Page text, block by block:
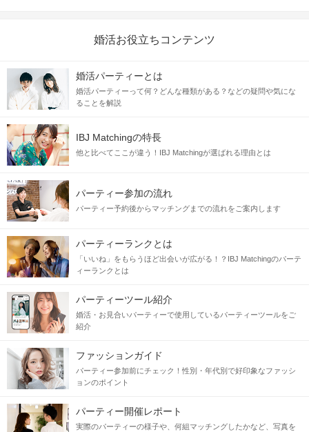
婚活お役立ちコンテンツ
婚活パーティーとは
婚活パーティーって何？どんな種類がある？などの疑問や気にな
ることを解説
IBJ Matchingの特長
他と比べてここが違う！IBJ Matchingが選ばれる理由とは
パーティー参加の流れ
パーティー予約後からマッチングまでの流れをご案内します
パーティーランクとは
「いいね」をもらうほど出会いが広がる！？IBJ Matchingのパーテ
ィーランクとは
パーティーツール紹介
婚活・お見合いパーティーで使用しているパーティーツールをご
紹介
ファッションガイド
パーティー参加前にチェック！性別・年代別で好印象なファッシ
ョンのポイント
パーティー開催レポート
実際のパーティーの様子や、何組マッチングしたかなど、写真を